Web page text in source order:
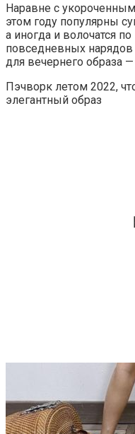
Наравне с
этом году популярны
а иногда и волочатся
повседневных нарядов
для вечернего образа
Пэчворк летом 2022,
элегантный образ